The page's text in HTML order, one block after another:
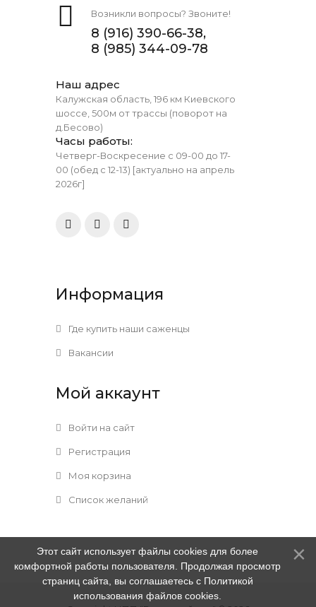
Возникли вопросы? Звоните!
8 (916) 390-66-38,
8 (985) 344-09-78
Наш адрес
Калужская область, 196 км Киевского
шоссе, 500м от трассы (поворот на
д.Бесово)
Часы работы:
Четверг-Воскресение с 09-00 до 17-
00 (обед с 12-13) [актуально на апрель
2026г]
Информация
Где купить наши саженцы
Вакансии
Мой аккаунт
Войти на сайт
Регистрация
Моя корзина
Список желаний
Этот сайт использует файлы cookies для более
комфортной работы пользователя. Продолжая просмотр
страниц сайта, вы соглашаетесь с Политикой
использования файлов cookies.